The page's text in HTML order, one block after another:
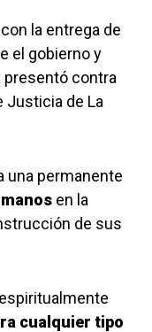
la entrega de
el gobierno y
presentó contra
Justicia de La
una permanente
en la
de sus
cualquier tipo